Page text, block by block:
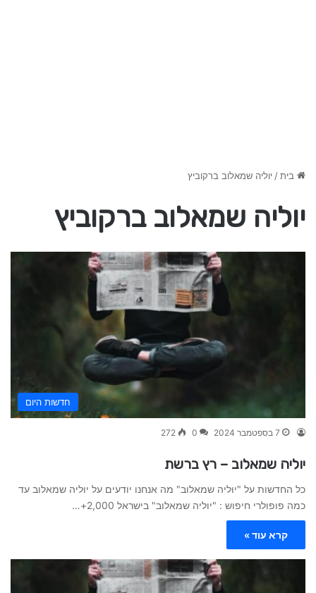
בית/יוליה שמאלוב ברקוביץ
יוליה שמאלוב ברקוביץ
חדשות היום
7 בספטמבר 2024 0
272
יוליה שמאלוב – רץ ברשת
כל החדשות על "יוליה שמאלוב" מה אנחנו יודעים על יוליה שמאלוב עד
כמה פופולרי חיפוש : "יוליה שמאלוב" בישראל 2,000+…
קרא עוד »